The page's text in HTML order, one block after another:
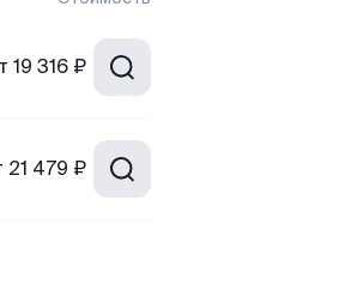
19 316 ₽
21 479 ₽